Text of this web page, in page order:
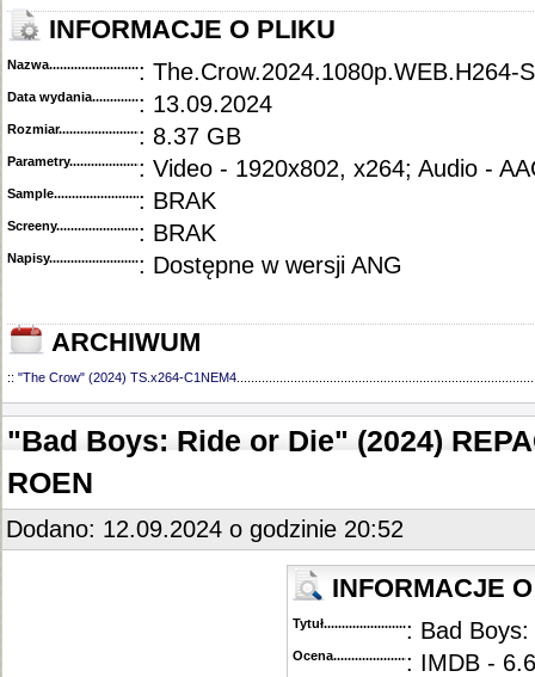
INFORMACJE O PLIKU
Nazwa.............................................: The.Crow.2024.1080p.WEB.H264-
Data wydania......................................
: 13.09.2024
Rozmiar...........................................
: 8.37 GB
Parametry.........................................: Video - 1920x802, x264; Audio -
Sample............................................
: BRAK
Screeny...........................................
: BRAK
Napisy............................................: Dostępne w wersji ANG
ARCHIWUM
:: "The Crow" (2024) TS.x264-C1NEM4
"Bad Boys: Ride or Die" (2024)
ROEN
Dodano: 12.09.2024 o godzinie 20:52
INFORMACJE
Tytuł............................................
: Bad
Ocena.............................................
: IMDB -